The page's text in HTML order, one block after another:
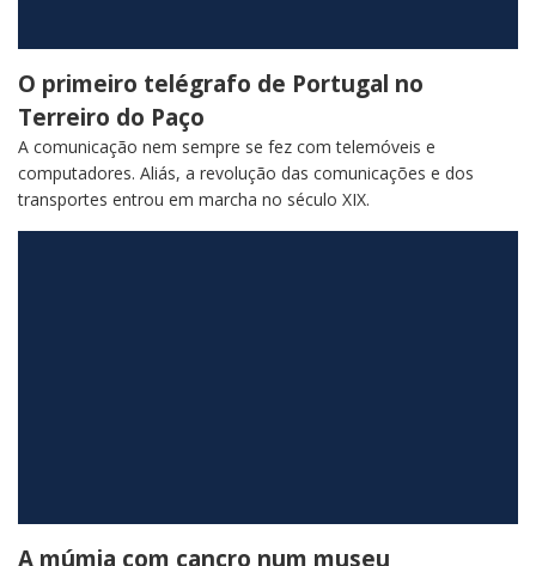
O primeiro telégrafo de Portugal no
Terreiro do Paço
A comunicação nem sempre se fez com telemóveis e
computadores. Aliás, a revolução das comunicações e dos
transportes entrou em marcha no século XIX.
A múmia com cancro num museu